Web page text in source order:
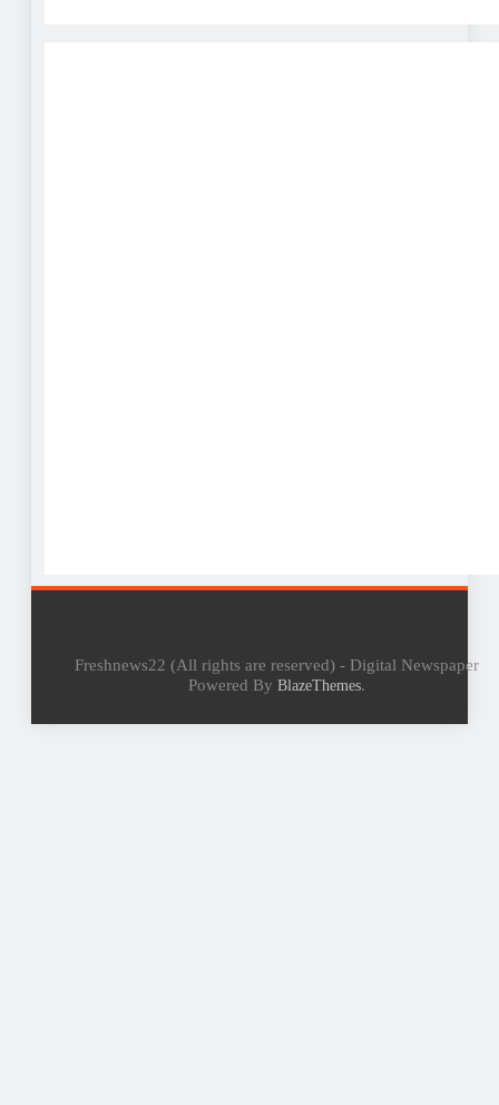
Freshnews22 (All rights are reserved) - Digital Newspaper
Powered By BlazeThemes.